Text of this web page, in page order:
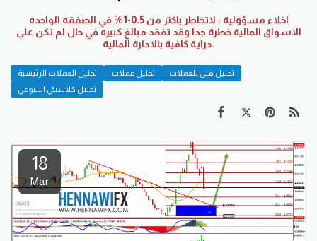
اخلاء مسؤولية : لاتخاطر باكثر من 0.5-1% في الصفقه الواحده
الاسواق المالية خطرة جدا وقد تفقد مبالغ كبيره في حال لم تكن على
دراية كافية بالادارة المالية.
تحليل العملات الرئيسية تحليل عملات
تحليل فني للعملات
تحليل كلاسيكي اسبوعي
18
Mar